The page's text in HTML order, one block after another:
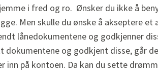
i fred og ro. Ønsker du ikke å
Men skulle du ønske å akseptere
lånedokumentene og godkjenner
og godkjent disse, går
inn på kontoen. Da kan du sette